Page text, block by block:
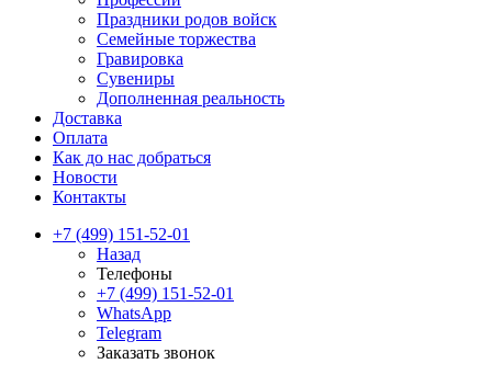
Праздники родов войск
Семейные торжества
Гравировка
Сувениры
Дополненная реальность
Доставка
Оплата
Как до нас добраться
Новости
Контакты
+7 (499) 151-52-01
Назад
Телефоны
+7 (499) 151-52-01
WhatsApp
Telegram
Заказать звонок